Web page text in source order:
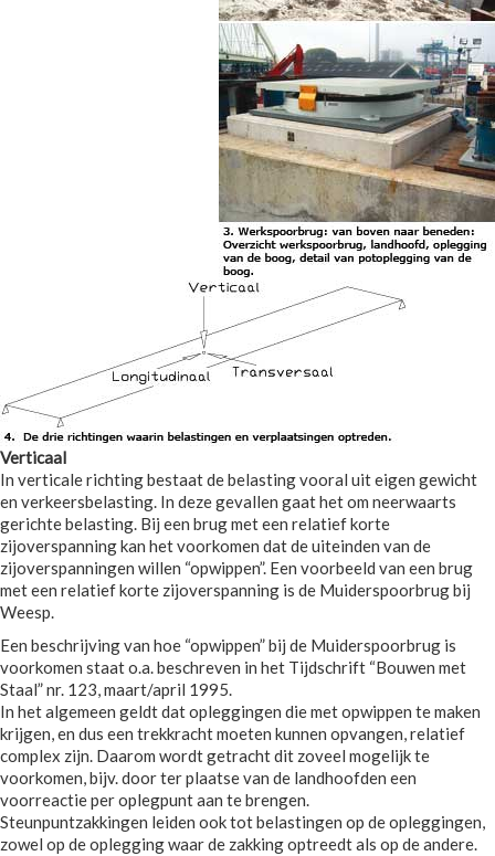
Verticaal
In verticale richting bestaat de belasting vooral uit eigen gewicht
en verkeersbelasting. In deze gevallen gaat het om neerwaarts
gerichte belasting. Bij een brug met een relatief korte
zijoverspanning kan het voorkomen dat de uiteinden van de
zijoverspanningen willen “opwippen”. Een voorbeeld van een brug
met een relatief korte zijoverspanning is de Muiderspoorbrug bij
Weesp.
Een beschrijving van hoe “opwippen” bij de Muiderspoorbrug is
voorkomen staat o.a. beschreven in het Tijdschrift “Bouwen met
Staal” nr. 123, maart/april 1995.
In het algemeen geldt dat opleggingen die met opwippen te maken
krijgen, en dus een trekkracht moeten kunnen opvangen, relatief
complex zijn. Daarom wordt getracht dit zoveel mogelijk te
voorkomen, bijv. door ter plaatse van de landhoofden een
voorreactie per oplegpunt aan te brengen.
Steunpuntzakkingen leiden ook tot belastingen op de opleggingen,
zowel op de oplegging waar de zakking optreedt als op de andere.